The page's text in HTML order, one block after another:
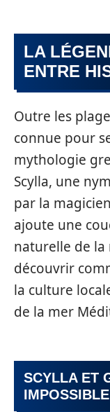
LA
ENTRE
Outre les
connue pour
mythologie
Scylla, une
par la
ajoute une
naturelle de la
découvrir
la culture
de la mer
SCYLLA ET
IMPOSSIBLE